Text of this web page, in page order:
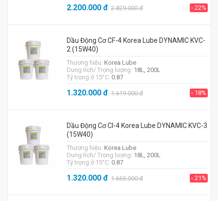
2.200.000đ 2.829.000đ - 22%
Dầu Động Cơ CF-4 Korea Lube DYNAMIC KVC-
2 (15W40)
Thương hiệu: Korea Lube
Dung tích/ Trọng lượng: 18L, 200L
Tỷ trọng ở 15°C: 0.87
1.320.000đ 1.619.000đ - 18%
Dầu Động Cơ CI-4 Korea Lube DYNAMIC KVC-3
(15W40)
Thương hiệu: Korea Lube
Dung tích/ Trọng lượng: 18L, 200L
Tỷ trọng ở 15°C: 0.87
1.320.000đ 1.665.000đ - 21%